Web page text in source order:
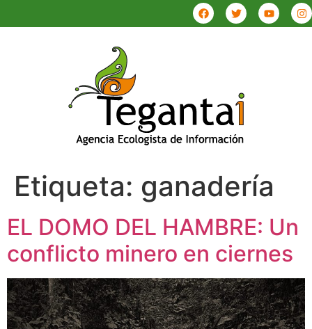
Etiqueta: ganadería
EL DOMO DEL HAMBRE: Un
conflicto minero en ciernes